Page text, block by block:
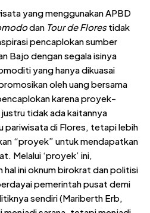
yang menggunakan APBD
dan Tour de Florestidak
pencaplokan sumber
Bajo dengan segala isinya
yang hanya dikuasai
oleh uang bersama
karena proyek-
tidak ada kaitannya
pariwisata di Flores, tetapi lebih
“proyek” untuk mendapatkan
Melalui ‘proyek’ ini,
hal ini oknum birokrat dan politisi
pemerintah pusat demi
sendiri (Mariberth Erb,